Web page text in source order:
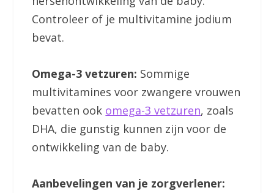
Controleer of je multivitamine jodium
bevat.
Omega-3 vetzuren: Sommige
multivitamines voor zwangere vrouwen
bevatten ook omega-3 vetzuren, zoals
DHA, die gunstig kunnen zijn voor de
ontwikkeling van de baby.
Aanbevelingen van je zorgverlener: